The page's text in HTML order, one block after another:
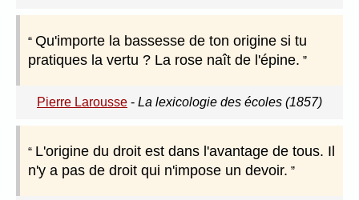
Qu'importe la bassesse de ton origine si tu
pratiques la vertu ? La rose naît de l'épine.
Pierre Larousse - La lexicologie des écoles (1857)
L'origine du droit est dans l'avantage de tous. Il
n'y a pas de droit qui n'impose un devoir.